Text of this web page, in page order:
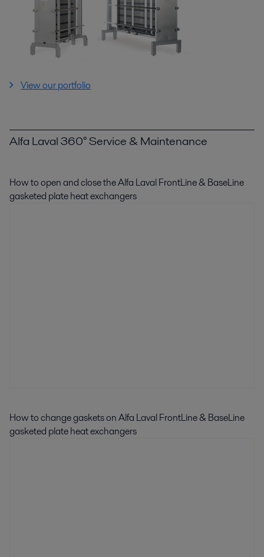
View our portfolio
Alfa Laval 360° Service & Maintenance
How to open and close the Alfa Laval FrontLine & BaseLine
gasketed plate heat exchangers
How to change gaskets on Alfa Laval FrontLine & BaseLine
gasketed plate heat exchangers